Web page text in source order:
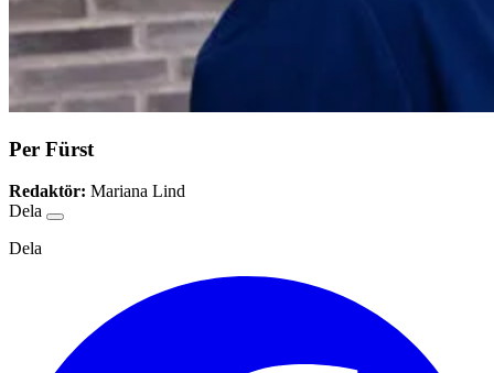
Per Fürst
Redaktör: Mariana Lind
Dela
Dela